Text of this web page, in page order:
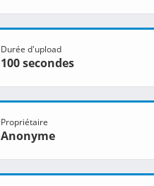
Durée d'upload
100 secondes
Propriétaire
Anonyme